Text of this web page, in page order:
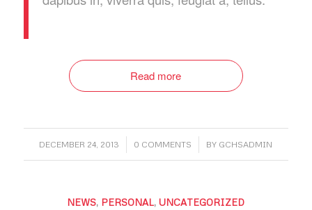
Read more
DECEMBER 24, 2013
/ 0 COMMENTS
/ BY GCHSADMIN
NEWS, PERSONAL,UNCATEGORIZED